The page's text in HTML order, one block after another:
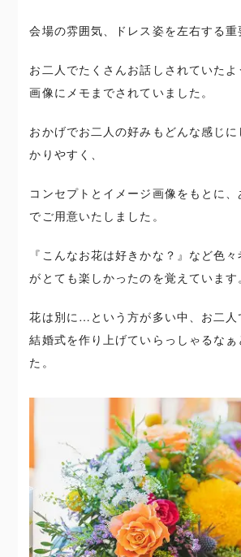
会場の雰囲気、ドレス姿を左右する重
お二人でたくさんお話しされていた
画像にメモまでされていました。
おかげでお二人の好みもどんな感じ
かりやすく、
コンセプトとイメージ画像をもとに
でご用意いたしました。
『こんなお花は好きかな？』など色
がとても楽しかったのを覚えています
花は別に…という方が多い中、お二人
結婚式を作り上げていらっしゃるなぁ
た。